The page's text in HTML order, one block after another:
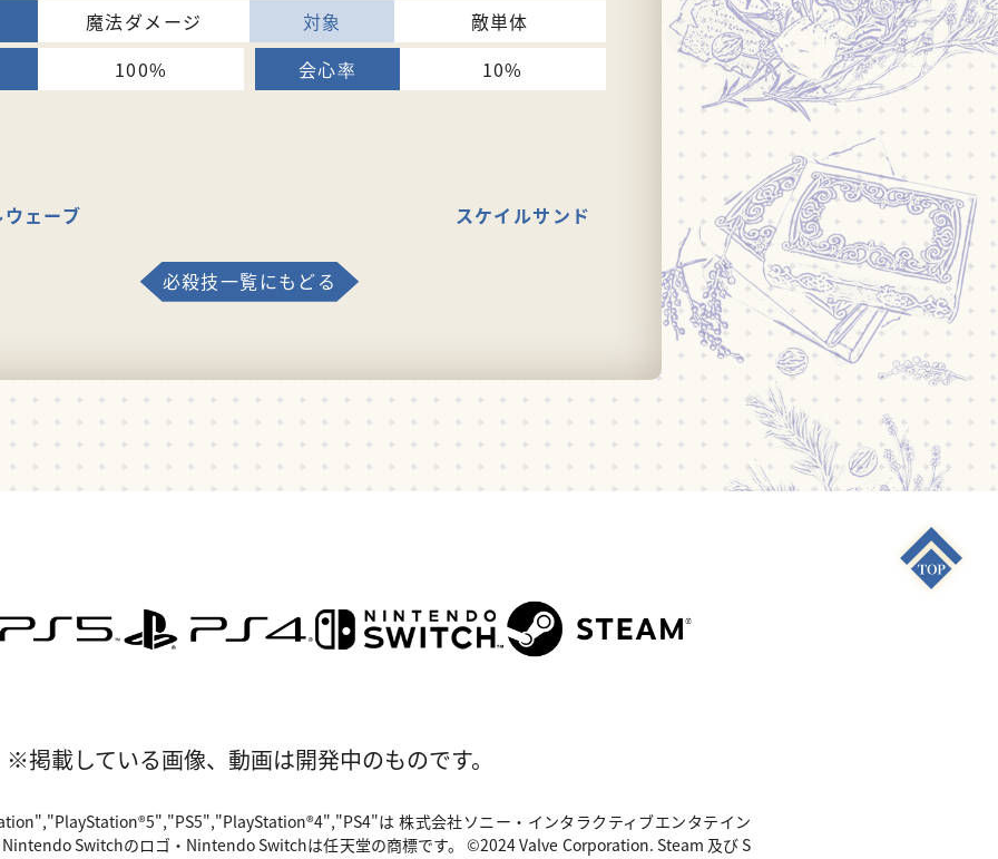
魔法ダメージ
敵単体
100%
10%
ェーブ スケイルサンド
必殺技一覧にもどる
※掲載している画像、動画は開発中のものです。
は 株式会社ソニー・インタラクティブエンタテイン
Switchのロゴ・Nintendo Switchは任天堂の商標です。 ©2024 Valve Corporation. Steam 及び S